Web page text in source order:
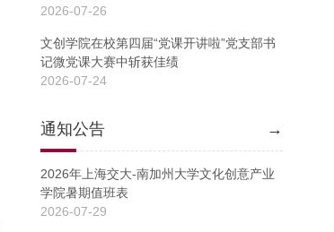
2026-07-26
文创学院在校第四届“党课开讲啦”党支部书
记微党课大赛中斩获佳绩
2026-07-24
通知公告 →
2026年上海交大-南加州大学文化创意产业
学院暑期值班表
2026-07-29